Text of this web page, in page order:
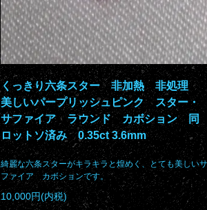
くっきり六条スター 非加熱 非処理
美しいパープリッシュピンク スター・
サファイア ラウンド カボション 同
ロットソ済み 0.35ct 3.6mm
綺麗な六条スターがキラキラと煌めく、とても美しいサ
ファイア カボションです。
10,000円(内税)